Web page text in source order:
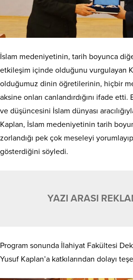
İslam medeniyetinin, tarih boyunca
etkileşim içinde olduğunu vurgulayan
olduğumuz dinin öğretilerinin, hiçbir
aksine onları canlandırdığını ifade etti.
ve düşüncesini İslam dünyası
Kaplan, İslam medeniyetinin tarih
zorlandığı pek çok meseleyi
gösterdiğini söyledi.
YAZI ARASI
Program sonunda İlahiyat Fakültesi
Yusuf Kaplan’a katkılarından dolayı